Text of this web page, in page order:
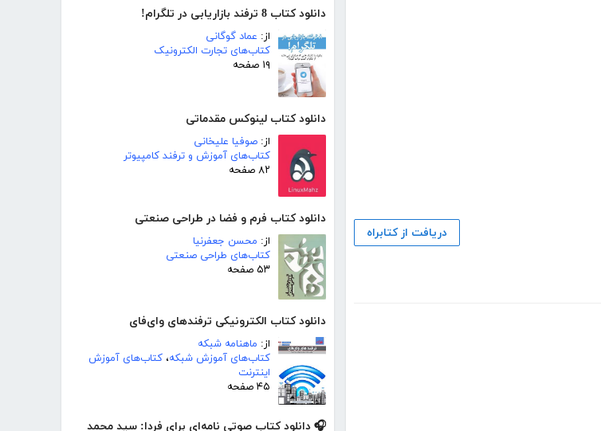
دانلود کتاب 8 ترفند بازاریابی در تلگرام!
از: عماد گوگانی
کتاب‌های تجارت الکترونیک
۱۹ صفحه
دانلود کتاب لینوکس مقدماتی
از: صوفیا علیخانی
کتاب‌های آموزش و ترفند کامپیوتر
۸۲ صفحه
دانلود کتاب فرم و فضا در طراحی صنعتی
از: محسن جعفرنیا
کتاب‌های طراحی صنعتی
۵۳ صفحه
دانلود کتاب الکترونیکی ترفندهای وای‌فای
از: ماهنامه شبکه
کتاب‌های آموزش شبکه، کتاب‌های آموزش
اینترنت
۴۵ صفحه
🎧 دانلود کتاب صوتی نامه‌‍‌‌ای برای فردا: سید محمد
دریافت از کتابراه